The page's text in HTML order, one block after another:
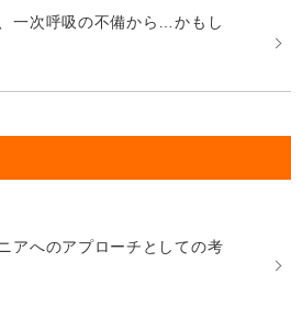
一次呼吸の不備から…かもし
アへのアプローチとしての考